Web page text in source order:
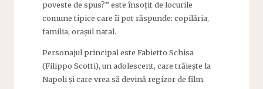
poveste de spus?” este însoțit de locurile
comune tipice care îi pot răspunde: copilăria,
familia, orașul natal.
Personajul principal este Fabietto Schisa
(Filippo Scotti), un adolescent, care trăiește la
Napoli și care vrea să devină regizor de film.